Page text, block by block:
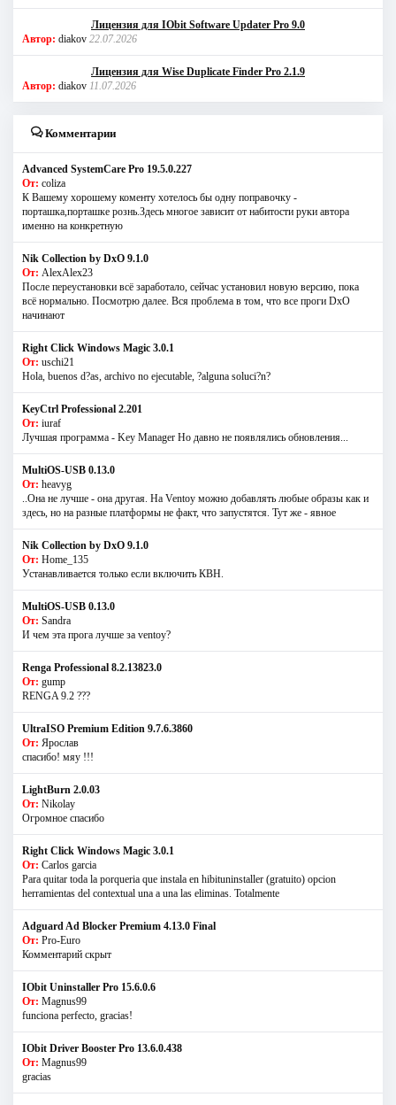
Лицензия для IObit Software Updater Pro 9.0
Автор: diakov 22.07.2026
Лицензия для Wise Duplicate Finder Pro 2.1.9
Автор: diakov 11.07.2026
Комментарии
Advanced SystemCare Pro 19.5.0.227
От: coliza
К Вашему хорошему коменту хотелось бы одну поправочку -
порташка,порташке рознь.Здесь многое зависит от набитости руки автора
именно на конкретную
Nik Collection by DxO 9.1.0
От: AlexAlex23
После переустановки всё заработало, сейчас установил новую версию, пока
всё нормально. Посмотрю далее. Вся проблема в том, что все проги DxO
начинают
Right Click Windows Magic 3.0.1
От: uschi21
Hola, buenos d?as, archivo no ejecutable, ?alguna soluci?n?
KeyCtrl Professional 2.201
От: iuraf
Лучшая программа - Key Manager Но давно не появлялись обновления...
MultiOS-USB 0.13.0
От: heavyg
..Она не лучше - она другая. На Ventoy можно добавлять любые образы как и
здесь, но на разные платформы не факт, что запустятся. Тут же - явное
Nik Collection by DxO 9.1.0
От: Home_135
Устанавливается только если включить КВН.
MultiOS-USB 0.13.0
От: Sandra
И чем эта прога лучше за ventoy?
Renga Professional 8.2.13823.0
От: gump
RENGA 9.2 ???
UltraISO Premium Edition 9.7.6.3860
От: Ярослав
спасибо! мяу !!!
LightBurn 2.0.03
От: Nikolay
Огромное спасибо
Right Click Windows Magic 3.0.1
От: Carlos garcia
Para quitar toda la porqueria que instala en hibituninstaller (gratuito) opcion
herramientas del contextual una a una las eliminas. Totalmente
Adguard Ad Blocker Premium 4.13.0 Final
От: Pro-Euro
Комментарий скрыт
IObit Uninstaller Pro 15.6.0.6
От: Magnus99
funciona perfecto, gracias!
IObit Driver Booster Pro 13.6.0.438
От: Magnus99
gracias